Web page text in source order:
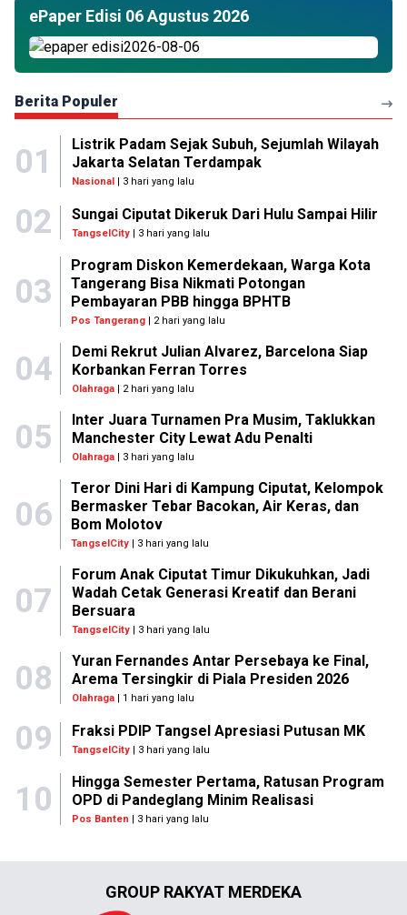
ePaper Edisi 06 Agustus 2026
Berita Populer
01
Listrik Padam Sejak Subuh, Sejumlah Wilayah
Jakarta Selatan Terdampak
Nasional| 3 hari yang lalu
02 Sungai Ciputat Dikeruk Dari Hulu Sampai Hilir
TangselCity | 3 hari yang lalu
03
Program Diskon Kemerdekaan, Warga Kota
Tangerang Bisa Nikmati Potongan
Pembayaran PBB hingga BPHTB
Pos Tangerang | 2 hari yang lalu
04
Demi Rekrut Julian Alvarez, Barcelona Siap
Korbankan Ferran Torres
Olahraga| 2 hari yang lalu
05
Inter Juara Turnamen Pra Musim, Taklukkan
Manchester City Lewat Adu Penalti
Olahraga| 3 hari yang lalu
06
Teror Dini Hari di Kampung Ciputat, Kelompok
Bermasker Tebar Bacokan, Air Keras, dan
Bom Molotov
TangselCity | 3 hari yang lalu
07
Forum Anak Ciputat Timur Dikukuhkan, Jadi
Wadah Cetak Generasi Kreatif dan Berani
Bersuara
TangselCity| 3 hari yang lalu
08
Yuran Fernandes Antar Persebaya ke Final,
Arema Tersingkir di Piala Presiden 2026
Olahraga| 1 hari yang lalu
09 Fraksi PDIP Tangsel Apresiasi Putusan MK
TangselCity | 3 hari yang lalu
10
Hingga Semester Pertama, Ratusan Program
OPD di Pandeglang Minim Realisasi
Pos Banten | 3 hari yang lalu
GROUP RAKYAT MERDEKA